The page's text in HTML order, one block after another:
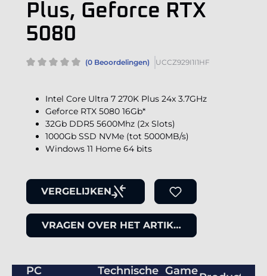
Plus, Geforce RTX
5080
(0 Beoordelingen) UCCZ929I1I1HF
Intel Core Ultra 7 270K Plus 24x 3.7GHz
Geforce RTX 5080 16Gb*
32Gb DDR5 5600Mhz (2x Slots)
1000Gb SSD NVMe (tot 5000MB/s)
Windows 11 Home 64 bits
VERGELIJKEN
VRAGEN OVER HET ARTIKEL
PC
Technische Game